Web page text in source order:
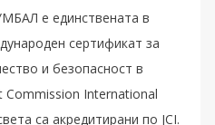
е единствената в
сертификат за
и безопасност в
Commission International
са акредитирани по JCI.